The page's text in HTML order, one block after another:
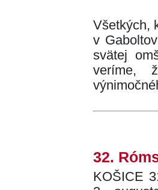
Všetkých,
v
svätej
veríme,
32.
KOŠICE